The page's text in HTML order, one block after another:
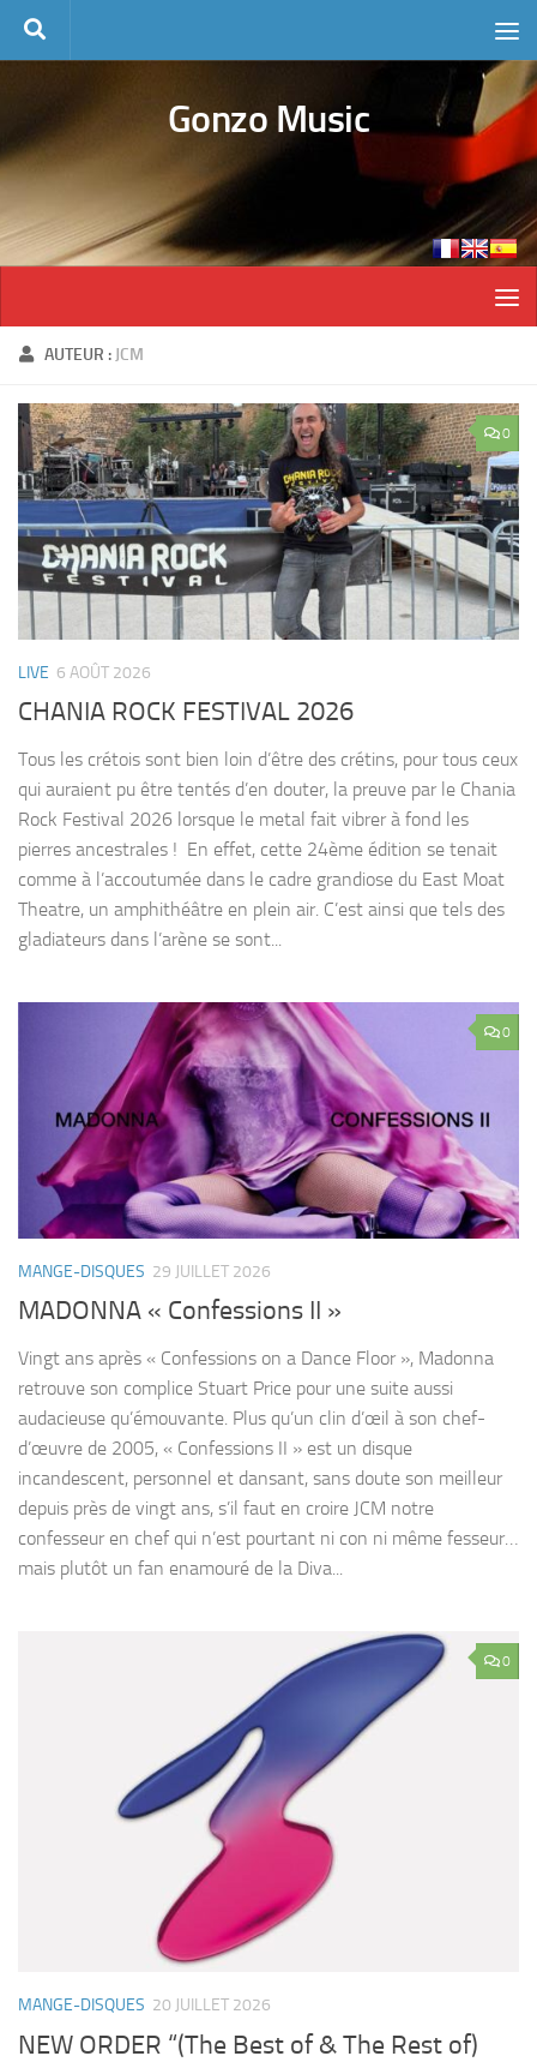
Skip to content
Gonzo Music
AUTEUR : JCM
0
LIVE 6 AOÛT 2026
CHANIA ROCK FESTIVAL 2026
Tous les crétois sont bien loin d’être des crétins, pour tous ceux
qui auraient pu être tentés d’en douter, la preuve par le Chania
Rock Festival 2026 lorsque le metal fait vibrer à fond les
pierres ancestrales ! En effet, cette 24ème édition se tenait
comme à l’accoutumée dans le cadre grandiose du East Moat
Theatre, un amphithéâtre en plein air. C’est ainsi que tels des
gladiateurs dans l’arène se sont...
0
MANGE-DISQUES 29 JUILLET 2026
MADONNA « Confessions II »
Vingt ans après « Confessions on a Dance Floor », Madonna
retrouve son complice Stuart Price pour une suite aussi
audacieuse qu’émouvante. Plus qu’un clin d’œil à son chef-
d’œuvre de 2005, « Confessions II » est un disque
incandescent, personnel et dansant, sans doute son meilleur
depuis près de vingt ans, s’il faut en croire JCM notre
confesseur en chef qui n’est pourtant ni con ni même fesseur…
mais plutôt un fan enamouré de la Diva...
0
MANGE-DISQUES 20 JUILLET 2026
NEW ORDER “(The Best of & The Rest of)